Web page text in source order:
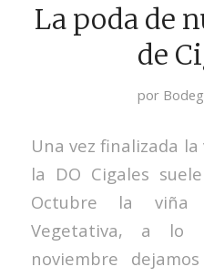
La poda de
de
por
Una vez finalizada
la DO Cigales
Octubre la viña
Vegetativa, a lo
noviembre